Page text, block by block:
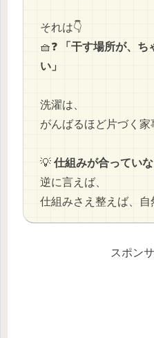
それは👇
🧺❓
「干す場所が、
い」
洗濯は、
がんばるほど片づく家
💡 仕組みが合ってい
逆に言えば、
仕組みさえ整えば、
スポン